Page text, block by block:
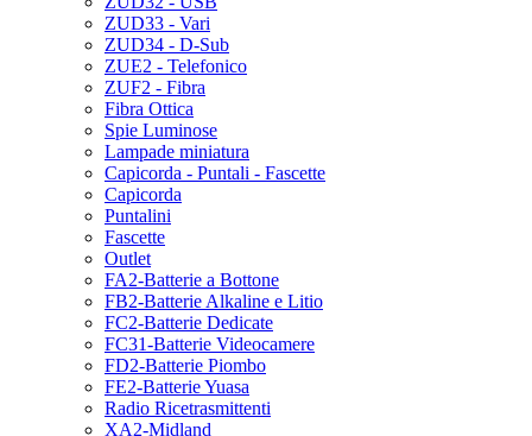
ZUD33 - Vari
ZUD34 - D-Sub
ZUE2 - Telefonico
ZUF2 - Fibra
Fibra Ottica
Spie Luminose
Lampade miniatura
Capicorda - Puntali - Fascette
Capicorda
Puntalini
Fascette
Outlet
FA2-Batterie a Bottone
FB2-Batterie Alkaline e Litio
FC2-Batterie Dedicate
FC31-Batterie Videocamere
FD2-Batterie Piombo
FE2-Batterie Yuasa
Radio Ricetrasmittenti
XA2-Midland